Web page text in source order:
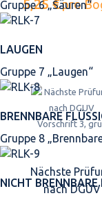
Gruppe 6 „Säuren“
LAUGEN
Gruppe 7 „Laugen“
BRENNBARE
Gruppe 8
NICHT BRENNBARE
5,25 €pro
Nächste
nach DGUV